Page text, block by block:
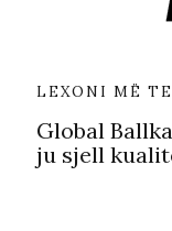
LEXONI MË
Global
ju sjell